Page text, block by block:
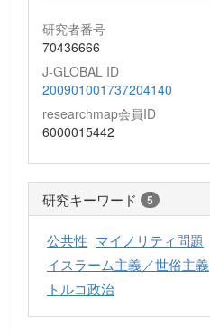
研究者番号
70436666
J-GLOBAL ID
200901001737204140
researchmap会員ID
6000015442
研究キーワード 5
公共性 マイノリティ問題
イスラーム主義／世俗主義
トルコ政治